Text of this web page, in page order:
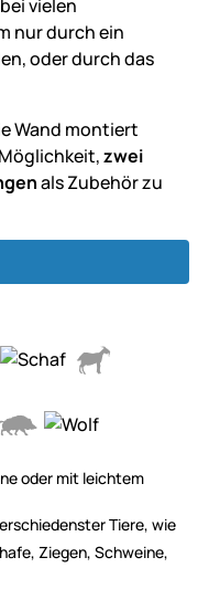
vielen
nur durch ein
oder durch das
Wand montiert
zwei
als Zubehör zu
oder mit leichtem
Tiere, wie
Ziegen, Schweine,